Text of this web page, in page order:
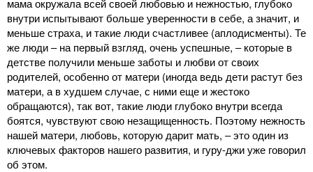
мама окружала всей своей любовью и нежностью, глубоко
внутри испытывают больше уверенности в себе, а значит, и
меньше страха, и такие люди счастливее (аплодисменты). Те
же люди ‒ на первый взгляд, очень успешные, ‒ которые в
детстве получили меньше заботы и любви от своих
родителей, особенно от матери (иногда ведь дети растут без
матери, а в худшем случае, с ними еще и жестоко
обращаются), так вот, такие люди глубоко внутри всегда
боятся, чувствуют свою незащищенность. Поэтому нежность
нашей матери, любовь, которую дарит мать, ‒ это один из
ключевых факторов нашего развития, и гуру-джи уже говорил
об этом.